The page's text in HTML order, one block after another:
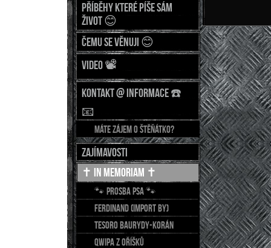
Příběhy které píše sám
život 😊
Čemu se věnuji 😊
Video 📽
Kontakt @ Informace ☎️
📧
Máte zájem o štěňátko?
Zajímavosti
✝️ In Memoriam ✝️
🐾 Prosba psa 🐾
FERDINAND (import BY)
TESORO Baurydy-Korán
QWIPA z Oříšků